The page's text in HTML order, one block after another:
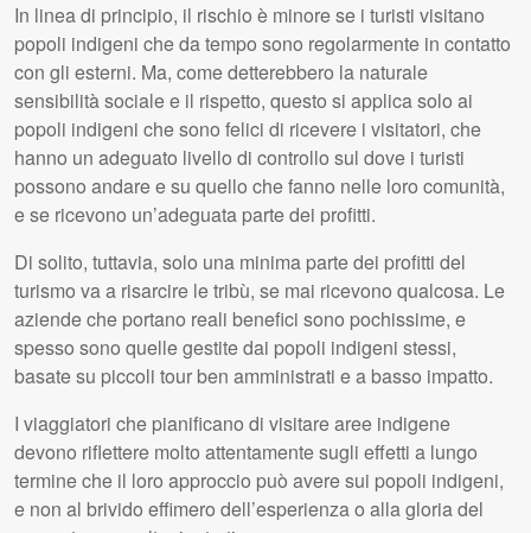
In linea di principio, il rischio è minore se i turisti visitano
popoli indigeni che da tempo sono regolarmente in contatto
con gli esterni. Ma, come detterebbero la naturale
sensibilità sociale e il rispetto, questo si applica solo ai
popoli indigeni che sono felici di ricevere i visitatori, che
hanno un adeguato livello di controllo sul dove i turisti
possono andare e su quello che fanno nelle loro comunità,
e se ricevono un’adeguata parte dei profitti.
Di solito, tuttavia, solo una minima parte dei profitti del
turismo va a risarcire le tribù, se mai ricevono qualcosa. Le
aziende che portano reali benefici sono pochissime, e
spesso sono quelle gestite dai popoli indigeni stessi,
basate su piccoli tour ben amministrati e a basso impatto.
I viaggiatori che pianificano di visitare aree indigene
devono riflettere molto attentamente sugli effetti a lungo
termine che il loro approccio può avere sui popoli indigeni,
e non al brivido effimero dell’esperienza o alla gloria del